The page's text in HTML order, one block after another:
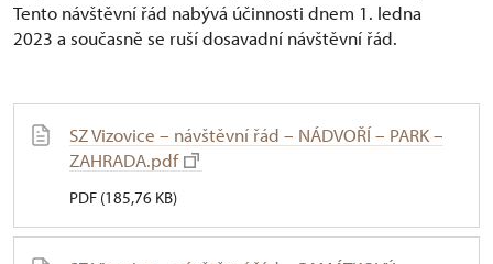
Tento návštěvní řád nabývá účinnosti dnem 1. ledna
2023 a současně se ruší dosavadní návštěvní řád.
SZ Vizovice – návštěvní řád – NÁDVOŘÍ – PARK –
ZAHRADA.pdf
PDF (185,76 KB)